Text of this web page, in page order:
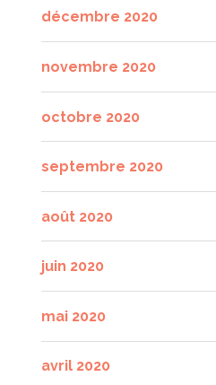
décembre 2020
novembre 2020
octobre 2020
septembre 2020
août 2020
juin 2020
mai 2020
avril 2020